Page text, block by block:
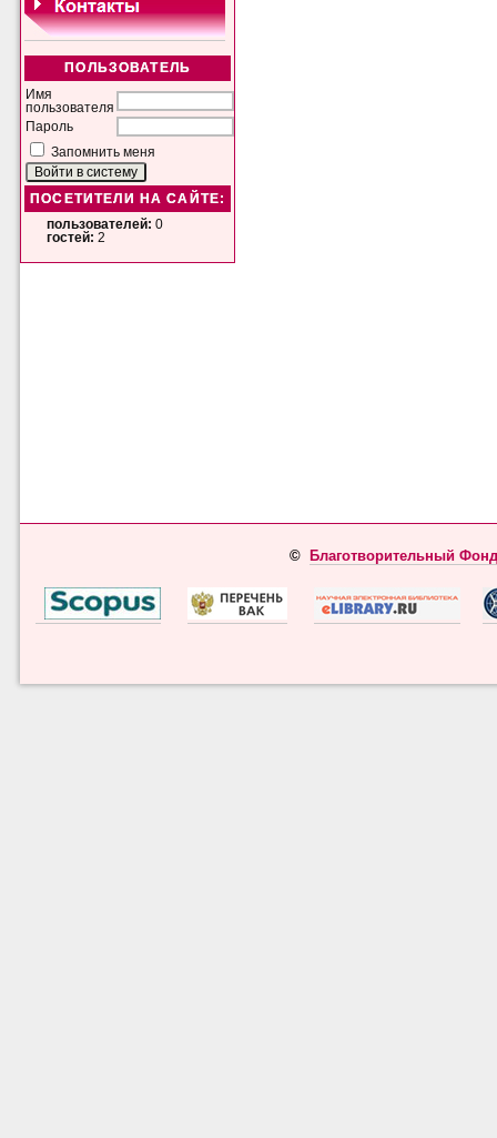
ПОЛЬЗОВАТЕЛЬ
Имя
пользователя
Пароль
Запомнить меня
ПОСЕТИТЕЛИ НА САЙТЕ:
пользователей: 0
гостей: 2
© Благотворительный